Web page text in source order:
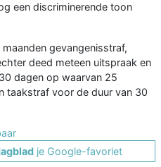
een discriminerende toon
gevangenisstraf,
deed meteen uitspraak en
dagen op waarvan 25
taakstraf voor de duur van 30
je Google-favoriet